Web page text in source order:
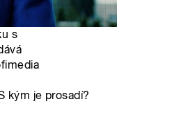
s
kým je prosadí?